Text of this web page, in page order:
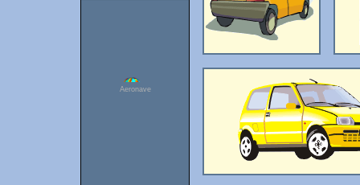
Aeronave